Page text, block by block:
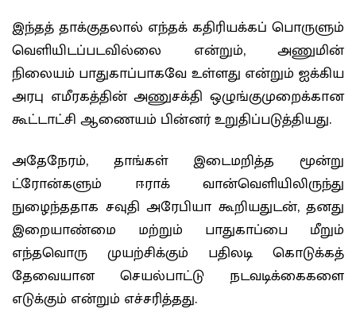
இந்தத் தாக்குதலால் எந்தக் கதிரியக்கப் பொருளும்
வெளியிடப்படவில்லை என்றும், அணுமின்
நிலையம் பாதுகாப்பாகவே உள்ளது என்றும் ஐக்கிய
அரபு எமீரகத்தின் அணுசக்தி ஒழுங்குமுறைக்கான
கூட்டாட்சி ஆணையம் பின்னர் உறுதிப்படுத்தியது.
அதேநேரம், தாங்கள் இடைமறித்த மூன்று
ட்ரோன்களும் ஈராக் வான்வெளியிலிருந்து
நுழைந்ததாக சவுதி அரேபியா கூறியதுடன், தனது
இறையாண்மை மற்றும் பாதுகாப்பை மீறும்
எந்தவொரு முயற்சிக்கும் பதிலடி கொடுக்கத்
தேவையான செயல்பாட்டு நடவடிக்கைகளை
எடுக்கும் என்றும் எச்சரித்தது.